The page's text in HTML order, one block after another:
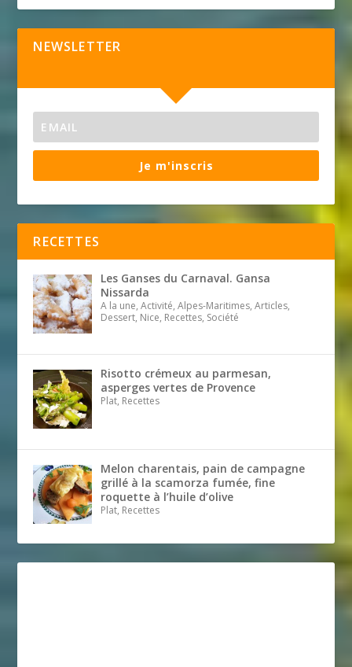
NEWSLETTER
Je m'inscris
RECETTES
Les Ganses du Carnaval. Gansa
Nissarda
A la une, Activité, Alpes-Maritimes, Articles,
Dessert, Nice, Recettes, Société
Risotto crémeux au parmesan,
asperges vertes de Provence
Plat, Recettes
Melon charentais, pain de campagne
grillé à la scamorza fumée, fine
roquette à l’huile d’olive
Plat, Recettes